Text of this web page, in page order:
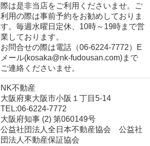
際は是非当店をご利用くださいませ。ご
利用の際は事前予約をお勧めしておりま
す。毎週水曜日定休、10時～19時まで営
業しております。
お問合せの際は電話（06-6224-7772）E
メール(kosaka@nk-fudousan.com)まで
ご連絡くださいませ。
NK不動産
大阪府東大阪市小阪１丁目5-14
TEL:06-6224-7772
大阪府知事 (2) 第060149号
公益社団法人全日本不動産協会 公益社
団法人不動産保証協会